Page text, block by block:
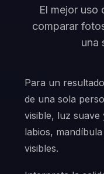
El mejor uso
comparar
una
Para un
de una sola
visible, luz suave
labios,
visibles.